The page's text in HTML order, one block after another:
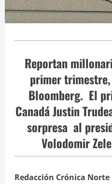
Reportan
primer
Bloomberg. El
Canadá Justin
sorpresa al
Volodomir
Redacción Crónica Norte